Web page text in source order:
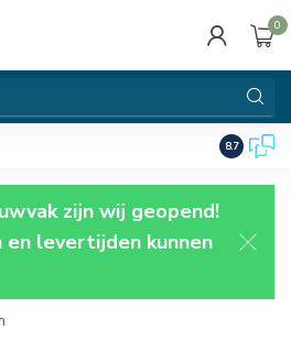
0
Ruim
8.7
zijn wij geopend!
levertijden kunnen